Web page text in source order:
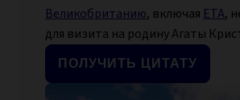
Великобританию, включая ETA,
для визита на родину Агаты
ПОЛУЧИТЬ ЦИТАТУ